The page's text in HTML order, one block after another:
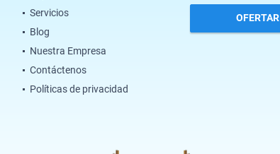
Servicios
Blog
Nuestra Empresa
Contáctenos
Políticas de privacidad
OFERTAR